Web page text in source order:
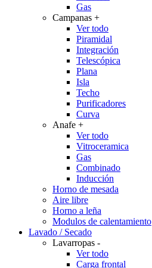
Gas
Campanas +
Ver todo
Piramidal
Integración
Telescópica
Plana
Isla
Techo
Purificadores
Curva
Anafe +
Ver todo
Vitroceramica
Gas
Combinado
Inducción
Horno de mesada
Aire libre
Horno a leña
Modulos de calentamiento
Lavado / Secado
Lavarropas -
Ver todo
Carga frontal